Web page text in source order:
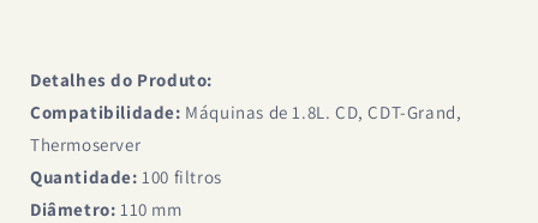
Detalhes do Produto:
Compatibilidade: Máquinas de 1.8L. CD, CDT-Grand,
Thermoserver
Quantidade:100 filtros
Diâmetro: 110 mm